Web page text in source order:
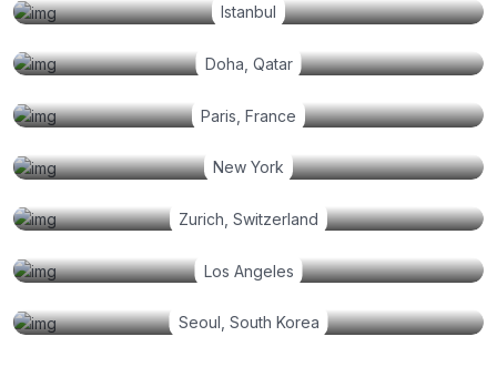
Istanbul
Doha, Qatar
Paris, France
New York
Zurich, Switzerland
Los Angeles
Seoul, South Korea